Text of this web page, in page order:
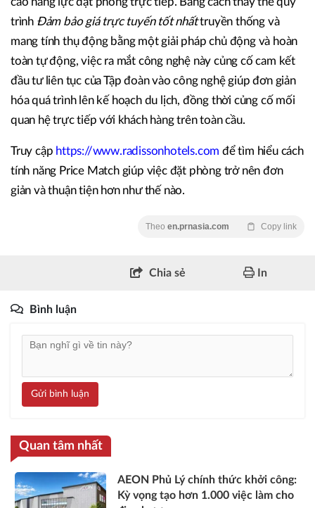
trình Đảm bảo giá trực tuyến tốt nhấttruyền thống và
mang tính thụ động bằng một giải pháp chủ động và hoàn
toàn tự động, việc ra mắt công nghệ này củng cố cam kết
đầu tư liên tục của Tập đoàn vào công nghệ giúp đơn giản
hóa quá trình lên kế hoạch du lịch, đồng thời củng cố mối
quan hệ trực tiếp với khách hàng trên toàn cầu.
Truy cập https://www.radissonhotels.com để tìm hiểu cách
tính năng Price Match giúp việc đặt phòng trở nên đơn
giản và thuận tiện hơn như thế nào.
Theo en.prnasia.com Copy link
Chia sẻ In
Bình luận
Gửi bình luận
Quan tâm nhất
AEON Phủ Lý chính thức khởi công:
Kỳ vọng tạo hơn 1.000 việc làm cho